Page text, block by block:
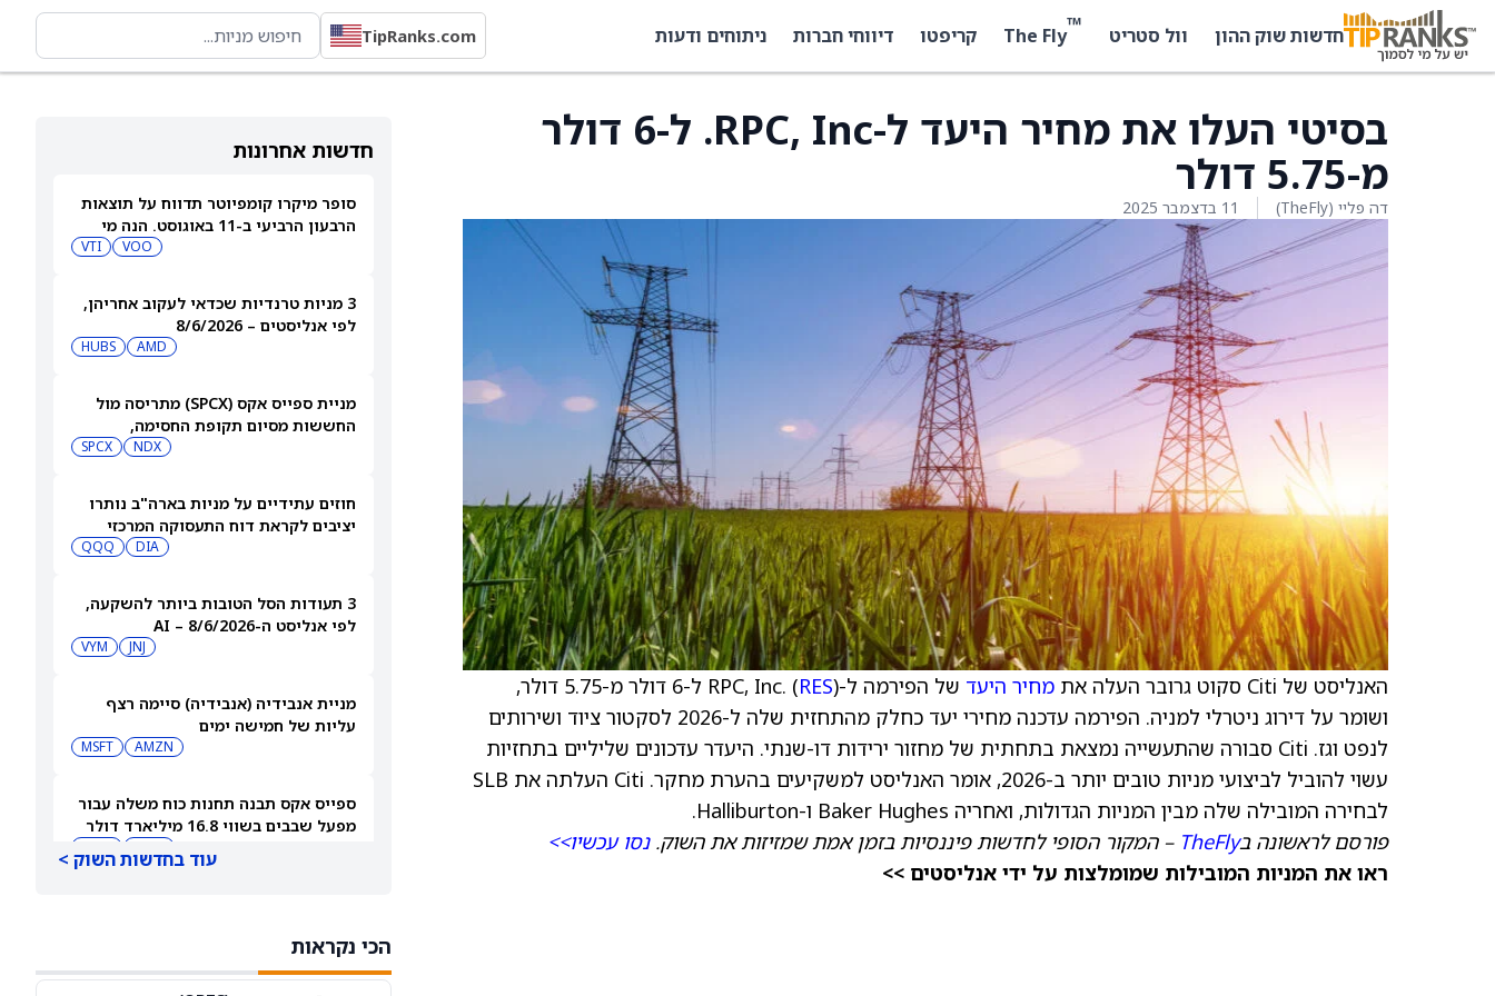
חדשות שוק ההון וול סטריט ™
The Fly קריפטו דיווחי חברות ניתוחים ודעות TipRanks.com
חדשות אחרונות
סופר מיקרו קומפיוטר תדווח על תוצאות
הרבעון הרביעי ב-11 באוגוסט. הנה מי
VOO
VTI
3 מניות טרנדיות שכדאי לעקוב אחריהן,
לפי אנליסטים – 8/6/2026
AMD
HUBS
מניית ספייס אקס (SPCX) מתריסה מול
החששות מסיום תקופת החסימה,
NDX
SPCX
חוזים עתידיים על מניות בארה"ב נותרו
יציבים לקראת דוח התעסוקה המרכזי
DIA
QQQ
3 תעודות הסל הטובות ביותר להשקעה,
לפי אנליסט ה-AI – 8/6/2026
JNJ
VYM
מניית אנבידיה (אנבידיה) סיימה רצף
עליות של חמישה ימים
AMZN
MSFT
ספייס אקס תבנה תחנות כוח משלה עבור
מפעל שבבים בשווי 16.8 מיליארד דולר
מהלך ה-AI inference שלה
עוד בחדשות השוק >
הכי נקראות
בסיטי העלו את מחיר היעד ל-RPC, Inc. ל-6 דולר
מ-5.75 דולר
דה פליי (TheFly) 11 בדצמבר 2025
האנליסט של Citi סקוט גרובר העלה את מחיר היעד של הפירמה ל-RPC, Inc. ( RES
) ל-6 דולר מ-5.75 דולר,
ושומר על דירוג ניטרלי למניה. הפירמה עדכנה מחירי יעד כחלק מהתחזית שלה ל-2026 לסקטור ציוד ושירותים
לנפט וגז. Citi סבורה שהתעשייה נמצאת בתחתית של מחזור ירידות דו-שנתי. היעדר עדכונים שליליים בתחזיות
עשוי להוביל לביצועי מניות טובים יותר ב-2026, אומר האנליסט למשקיעים בהערת מחקר. Citi העלתה את SLB
לבחירה המובילה שלה מבין המניות הגדולות, ואחריה Baker Hughes ו-Halliburton.
פורסם לראשונה בTheFly – המקור הסופי לחדשות פיננסיות בזמן אמת שמזיזות את השוק.נסו עכשיו>>
ראו את המניות המובילות שמומלצות על ידי אנליסטים >>